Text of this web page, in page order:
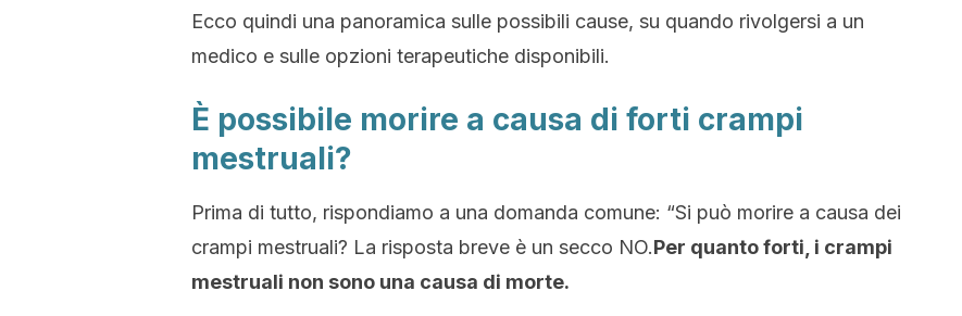
Ecco quindi una panoramica sulle possibili cause, su quando rivolgersi a un
medico e sulle opzioni terapeutiche disponibili.
È possibile morire a causa di forti crampi
mestruali?
Prima di tutto, rispondiamo a una domanda comune: “Si può morire a causa dei
crampi mestruali? La risposta breve è un secco NO.Per quanto forti, i crampi
mestruali non sono una causa di morte.